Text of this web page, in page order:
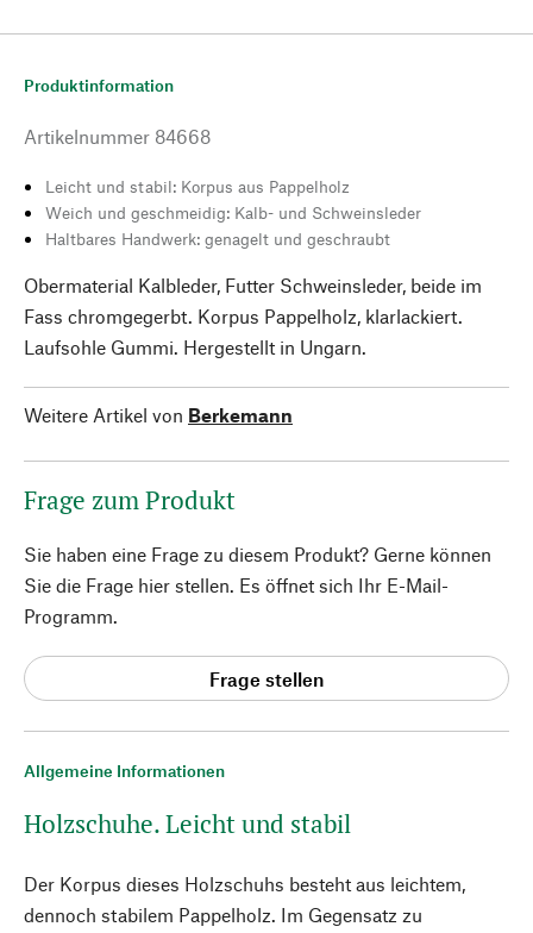
Allgemeine Informationen
Holzschuhe. Leicht und stabil
Der Korpus dieses Holzschuhs besteht aus leichtem,
dennoch stabilem Pappelholz. Im Gegensatz zu
Produktinformation
Artikelnummer 84668
Leicht und stabil: Korpus aus Pappelholz
Weich und geschmeidig: Kalb- und Schweinsleder
Haltbares Handwerk: genagelt und geschraubt
Obermaterial Kalbleder, Futter Schweinsleder, beide im
Fass chromgegerbt. Korpus Pappelholz, klarlackiert.
Laufsohle Gummi. Hergestellt in Ungarn.
Weitere Artikel von Berkemann
Frage zum Produkt
Sie haben eine Frage zu diesem Produkt? Gerne können
Sie die Frage hier stellen. Es öffnet sich Ihr E-Mail-
Programm.
Frage stellen